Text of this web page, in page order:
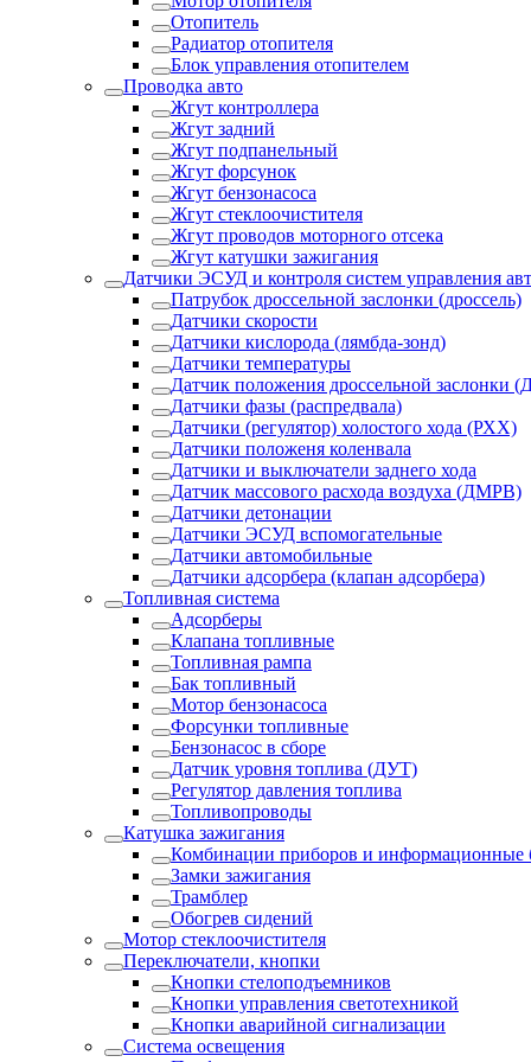
Отопитель
Радиатор отопителя
Блок управления отопителем
Проводка авто
Жгут контроллера
Жгут задний
Жгут подпанельный
Жгут форсунок
Жгут бензонасоса
Жгут стеклоочистителя
Жгут проводов моторного отсека
Жгут катушки зажигания
Датчики ЭСУД и контроля систем управления
Патрубок дроссельной заслонки (дроссель)
Датчики скорости
Датчики кислорода (лямбда-зонд)
Датчики температуры
Датчик положения дроссельной заслонки
Датчики фазы (распредвала)
Датчики (регулятор) холостого хода (РХХ)
Датчики положеня коленвала
Датчики и выключатели заднего хода
Датчик массового расхода воздуха (ДМРВ)
Датчики детонации
Датчики ЭСУД вспомогательные
Датчики автомобильные
Датчики адсорбера (клапан адсорбера)
Топливная система
Адсорберы
Клапана топливные
Топливная рампа
Бак топливный
Мотор бензонасоса
Форсунки топливные
Бензонасос в сборе
Датчик уровня топлива (ДУТ)
Регулятор давления топлива
Топливопроводы
Катушка зажигания
Комбинации приборов и информационные
Замки зажигания
Трамблер
Обогрев сидений
Мотор стеклоочистителя
Переключатели, кнопки
Кнопки стелоподъемников
Кнопки управления светотехникой
Кнопки аварийной сигнализации
Система освещения